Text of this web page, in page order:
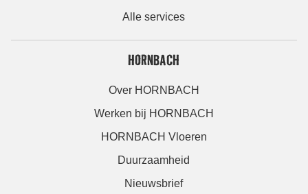
Alle services
HORNBACH
Over HORNBACH
Werken bij HORNBACH
HORNBACH Vloeren
Duurzaamheid
Nieuwsbrief